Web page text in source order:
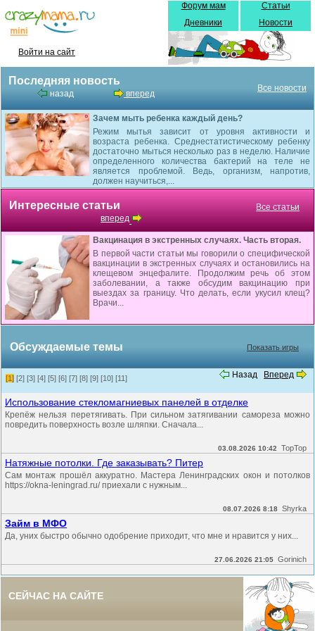
Войти на сайт
Форум мам
Дневники
Статьи
Новости
Последняя новость
назад вперед
Все новости
Зачем мыть ребенка каждый день?
Режим мытья зависит от уровня активности и
возраста ребенка. Среднестатистическому ребенку
достаточно мыться несколько раз в неделю. Наличие
определенного количества бактерий на теле не
является проблемой. Ведь, организм, напротив,
должен научиться,...
Интересные статьи
вперед
Все статьи
Вакцинация в экстренных случаях. Часть вторая.
В первой части статьи мы говорили о специфической
вакцинации в экстренных случаях и остановились на
клещевом энцефалите. Продолжим речь об этом
заболевании, а также обсудим вакцинацию при
выездах за границу. Что делать, если укусил клещ?
Врачи...
Обсуждаемые темы Показать игры
Назад Вперед
[1] [2] [3] [4] [5] [6] [7] [8] [9] [10] [11]
Использование стекломагниевых панелей в отделке
Крепёж нельзя перетягивать. При сильном затягивании самореза можно
повредить поверхность возле шляпки. Сначала...
03.08.2026 10:42 TopTop
Натяжные потолки. Где заказывать? Питер
Сам монтаж прошёл аккуратно. Мастера Ленинградских окон и потолков
https://okna-leningrad.ru/ приехали с нужным...
08.07.2026 8:18 Shyrka
Займ в МФО
Да, уних быстро обычно одобрение приходит, что мне и нравится у них...
27.06.2026 21:05 Gorinich
СЕЙЧАС НА САЙТЕ